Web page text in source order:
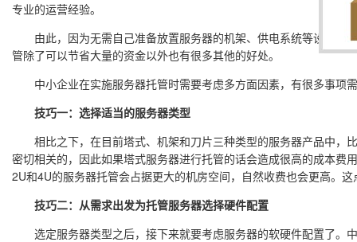
专业的运营经验。
由此，因为无需自己准备放置服务器的机架、供电系统等设备齐
管除了可以节省大量的资金以外也有很多其他的好处。
中小企业在实施服务器托管时需要考虑多方面因素，有很多事项
技巧一：选择适当的服务器类型
相比之下，在目前塔式、机架和刀片三种类型的服务器产品中，
密切相关的，因此如果塔式服务器进行托管的话会造成很高的成本
2U和4U的服务器托管会占据更大的机房空间，自然收费也会更高。
技巧二：从需求出发为托管服务器选择硬件配置
选定服务器类型之后，接下来就要考虑服务器的软硬件配置了。